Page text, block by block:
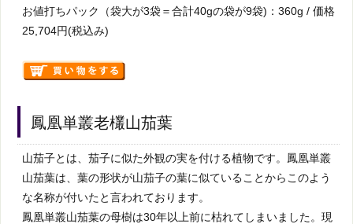
お値打ちパック（袋大が3袋＝合計40gの袋が9袋)：360g / 価格
25,704円(税込み)
鳳凰単叢老欉山茄葉
山茄子とは、茄子に似た外観の実を付ける植物です。鳳凰単叢
山茄葉は、葉の形状が山茄子の葉に似ていることからこのよう
な名称が付いたと言われております。
鳳凰単叢山茄葉の母樹は30年以上前に枯れてしまいました。現